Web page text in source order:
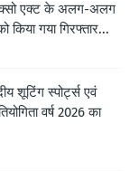
पाक्सो एक्ट के अलग-अलग
गया गिरफ्तार...
शूटिंग स्पोर्ट्स एवं
वर्ष 2026 का